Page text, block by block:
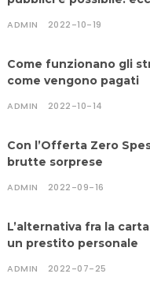
ADMIN 2022-10-19
Come funzionano gli
come vengono pagati
ADMIN 2022-10-14
Con l’Offerta Zero
brutte sorprese
ADMIN 2022-09-16
L’alternativa fra la
un prestito personale
ADMIN 2022-07-25